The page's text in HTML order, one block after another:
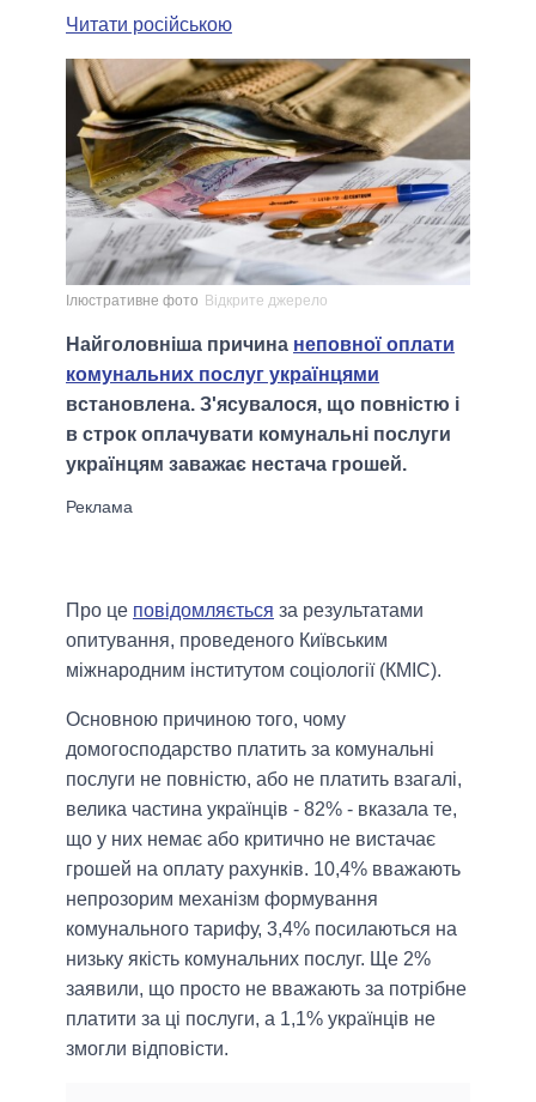
Читати російською
Ілюстративне фото Відкрите джерело
Найголовніша причина неповної оплати
комунальних послуг українцями
встановлена. З'ясувалося, що повністю і
в строк оплачувати комунальні послуги
українцям заважає нестача грошей.
Про це повідомляється за результатами
опитування, проведеного Київським
міжнародним інститутом соціології (КМІС).
Основною причиною того, чому
домогосподарство платить за комунальні
послуги не повністю, або не платить взагалі,
велика частина українців - 82% - вказала те,
що у них немає або критично не вистачає
грошей на оплату рахунків. 10,4% вважають
непрозорим механізм формування
комунального тарифу, 3,4% посилаються на
низьку якість комунальних послуг. Ще 2%
заявили, що просто не вважають за потрібне
платити за ці послуги, а 1,1% українців не
змогли відповісти.